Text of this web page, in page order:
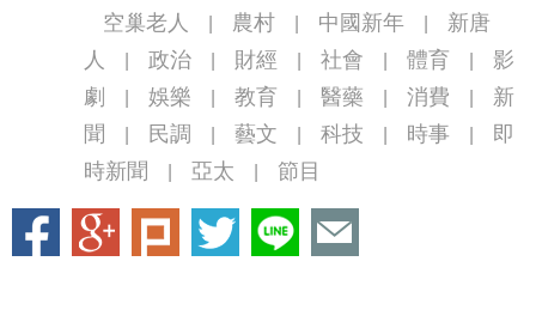
空巢老人 農村 中國新年
新唐
人
政治 財經 社會 體育
影
劇
娛樂 教育 醫藥 消費
新
聞
民調 藝文 科技 時事
即
時新聞
亞太 節目